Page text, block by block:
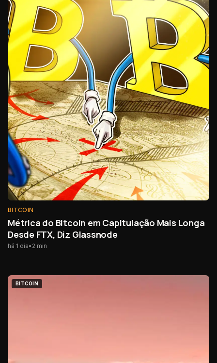
BITCOIN
Métrica do Bitcoin em Capitulação Mais Longa
Desde FTX, Diz Glassnode
há 1 dia• 2 min
BITCOIN